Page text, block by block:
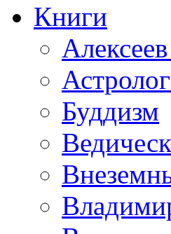
Книги
Буддизм